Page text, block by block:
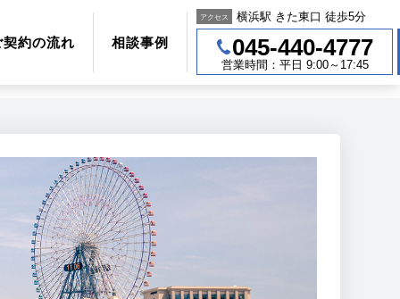
契約の流れ 相談事例
アクセス 横浜駅 きた東口 徒歩5分
045-440-4777
営業時間：平日 9:00～17:45